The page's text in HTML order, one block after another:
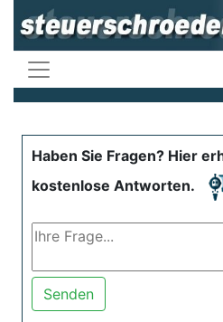
Haben Sie Fragen? Hier
kostenlose Antworten.
Senden